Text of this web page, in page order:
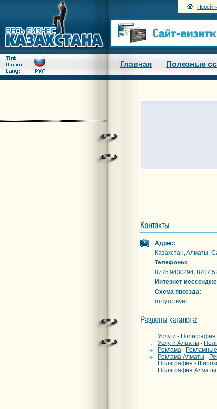
Главная Полезные
Адрес:
Казахстан, Алматы,
Телефоны:
8775 9430494, 8707
Интернет
Схема проезда:
отсутствует
Услуги - Полиграфия
Услуги Алматы -
Реклама -
Реклама Алматы -
Полиграфия -
Полиграфия Алматы